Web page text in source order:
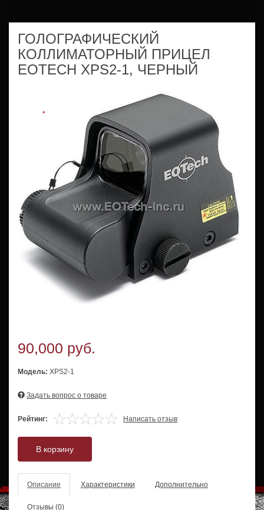
ГОЛОГРАФИЧЕСКИЙ
КОЛЛИМАТОРНЫЙ ПРИЦЕЛ
EOTECH XPS2-1, ЧЕРНЫЙ
90,000 руб.
Модель: XPS2-1
Задать вопрос о товаре
Рейтинг: Написать отзыв
В корзину
Описание Характеристики Дополнительно
Отзывы (0)